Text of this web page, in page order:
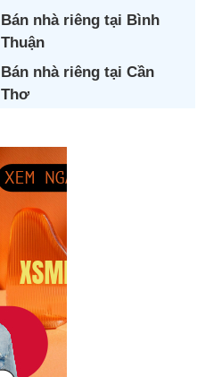
Bán nhà riêng tại Bình
Thuận
Bán nhà riêng tại Cần
Thơ